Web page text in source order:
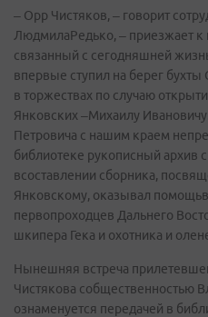
– Орр Чистяков, – говорит
ЛюдмилаРедько, – приезжает к
связанный с сегодняшней
впервые ступил на берег бухты
в торжествах по случаю
Янковских –Михаилу
Петровича с нашим краем
библиотеке рукописный архив
всоставлении сборника,
Янковскому, оказывал
первопроходцев Дальнего
шкипера Гека и охотника и
Нынешняя встреча
Чистякова собщественностью
ознаменуется передачей в